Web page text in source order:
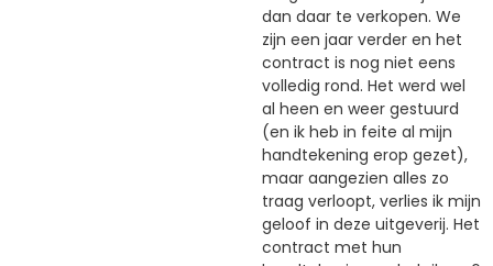
dan daar te verkopen. We
zijn een jaar verder en het
contract is nog niet eens
volledig rond. Het werd wel
al heen en weer gestuurd
(en ik heb in feite al mijn
handtekening erop gezet),
maar aangezien alles zo
traag verloopt, verlies ik mijn
geloof in deze uitgeverij. Het
contract met hun